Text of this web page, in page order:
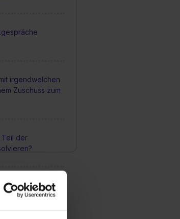
irgendwelchen
Zuschuss zum
Teil der
fertiger
zu werden?